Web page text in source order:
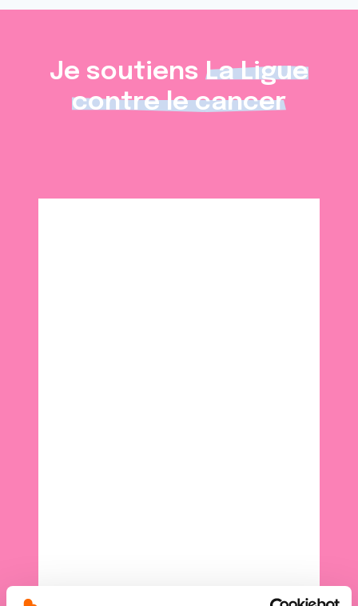
Je soutiens La Ligue
contre le cancer